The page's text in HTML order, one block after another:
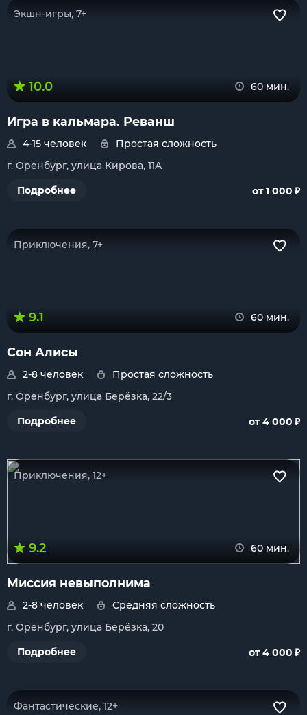
Экшн-игры, 7+
10.0 60 мин.
Игра в кальмара. Реванш
4-15 человек
Простая сложность
г. Оренбург, улица Кирова, 11А
Подробнее
от 1 000 ₽
Приключения, 7+
9.1 60 мин.
Сон Алисы
2-8 человек
Простая сложность
г. Оренбург, улица Берёзка, 22/3
Подробнее
от 4 000 ₽
Приключения, 12+
9.2 60 мин.
Миссия невыполнима
2-8 человек
Средняя сложность
г. Оренбург, улица Берёзка, 20
Подробнее
от 4 000 ₽
Фантастические, 12+